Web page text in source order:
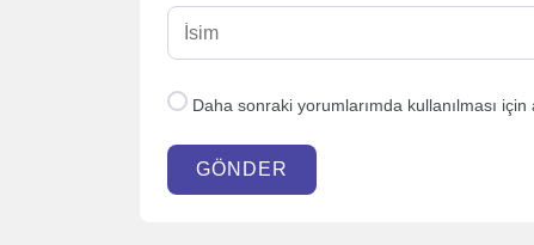
Daha sonraki yorumlarımda kullanılması
GÖNDER